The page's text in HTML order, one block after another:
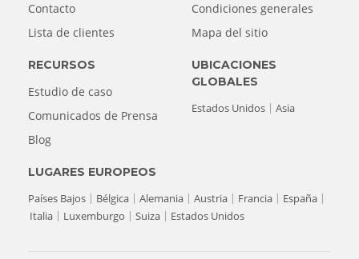
Contacto
Lista de clientes
Condiciones generales
Mapa del sitio
RECURSOS
Estudio de caso
Comunicados de Prensa
Blog
LUGARES EUROPEOS
Países Bajos
Bélgica Alemania Austria Francia
España
Italia
Luxemburgo Suiza Estados Unidos
UBICACIONES
GLOBALES
Estados Unidos
Asia